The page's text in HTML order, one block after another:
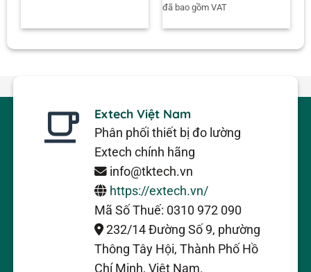
đã bao gồm VAT
Extech Việt Nam
Phân phối thiết bị đo lường
Extech chính hãng
info@tktech.vn
https://extech.vn/
Mã Số Thuế: 0310 972 090
232/14 Đường Số 9, phường
Thông Tây Hội, Thành Phố Hồ
Chí Minh, Việt Nam.